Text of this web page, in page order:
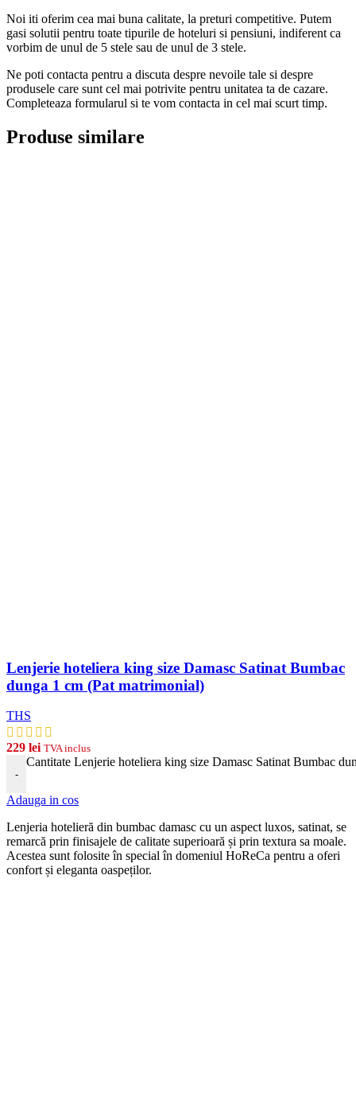
Noi iti oferim cea mai buna calitate, la preturi competitive. Putem
gasi solutii pentru toate tipurile de hoteluri si pensiuni, indiferent ca
vorbim de unul de 5 stele sau de unul de 3 stele.
Ne poti contacta pentru a discuta despre nevoile tale si despre
produsele care sunt cel mai potrivite pentru unitatea ta de cazare.
Completeaza formularul si te vom contacta in cel mai scurt timp.
Produse similare
Lenjerie hoteliera king size Damasc Satinat Bumbac
dunga 1 cm (Pat matrimonial)
THS
229 lei TVA inclus
-
Cantitate Lenjerie hoteliera king size Damasc Satinat Bumbac
Adauga in cos
Lenjeria hotelieră din bumbac damasc cu un aspectluxos, satinat, se
remarcă prin finisajele de calitate superioară și prin textura sa moale.
Acestea sunt folosite în special în domeniul HoReCa pentru a oferi
confort și eleganta oaspeților.